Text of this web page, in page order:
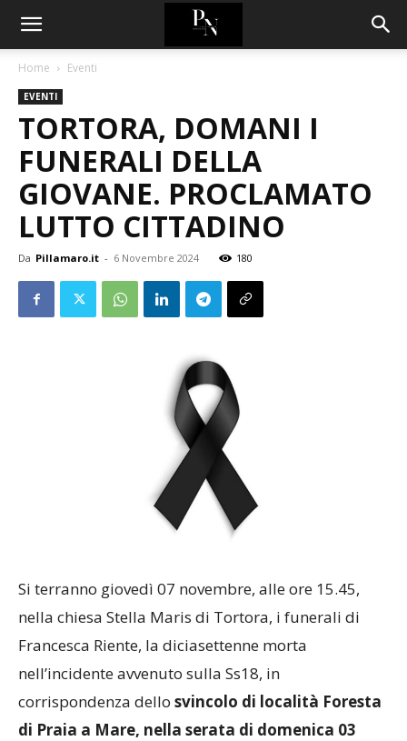
Home Eventi
EVENTI
TORTORA, DOMANI I
FUNERALI DELLA
GIOVANE. PROCLAMATO
LUTTO CITTADINO
Da Pillamaro.it - 6 Novembre 2024 180
Si terranno giovedì 07 novembre, alle ore 15.45,
nella chiesa Stella Maris di Tortora, i funerali di
Francesca Riente, la diciasettenne morta
nell’incidente avvenuto sulla Ss18, in
corrispondenza dello svincolo di località Foresta
di Praia a Mare, nella serata di domenica 03